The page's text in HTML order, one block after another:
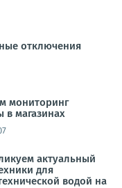
отключения
мониторинг
в магазинах
актуальный
для
водой на